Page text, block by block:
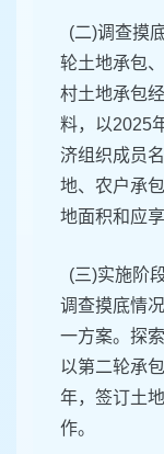
(二)调查摸
轮土地承包
村土地承包
料，以2025
济组织成员
地、农户承
地面积和应
(三)实施阶
调查摸底情
一方案。探
以第二轮承
年，签订土
作。